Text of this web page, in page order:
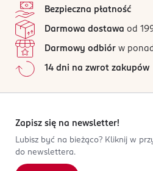
Wydajna żelowa formuła.
Delikatny dla skóry pod
Przetestowany
OSTRZEŻENIA DOTYCZĄCE
Nie stosuj w przypadku
nadwrażliwości na którykolwiek
OSOBA/PODMIOT
Kod EAN
5 905523 038187
Wszystkie opinie są
4
2
1
Bezpieczna płatność
Darmowa dostawa od
Darmowy odbiór w
14 dni na zwrot zakupów
Zapisz się na newsletter!
Lubisz być na bieżąco? Kliknij w
do newslettera.